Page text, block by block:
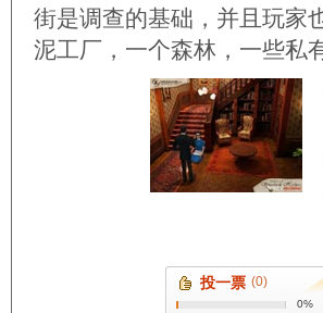
街是调查的基础，并且玩家
泥工厂，一个森林，一些
投一票 (0)
0%